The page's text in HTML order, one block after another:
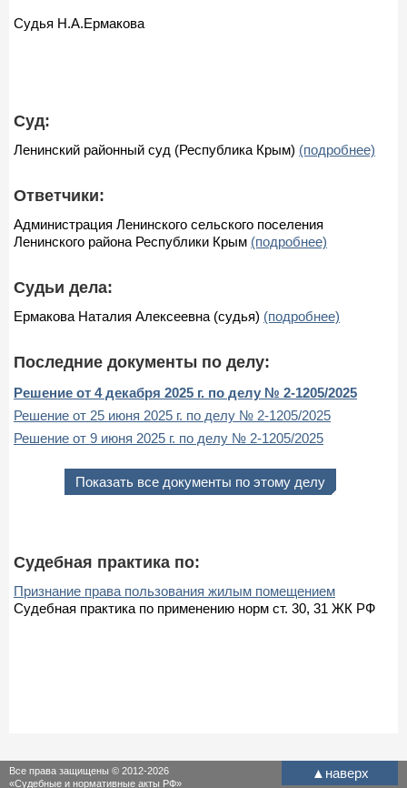
Судья Н.А.Ермакова
Суд:
Ленинский районный суд (Республика Крым) (подробнее)
Ответчики:
Администрация Ленинского сельского поселения
Ленинского района Республики Крым (подробнее)
Судьи дела:
Ермакова Наталия Алексеевна (судья) (подробнее)
Последние документы по делу:
Решение от 4 декабря 2025 г. по делу № 2-1205/2025
Решение от 25 июня 2025 г. по делу № 2-1205/2025
Решение от 9 июня 2025 г. по делу № 2-1205/2025
Показать все документы по этому делу
Судебная практика по:
Признание права пользования жилым помещением
Судебная практика по применению норм ст. 30, 31 ЖК РФ
▲ наверх
Все права защищены © 2012-2026
«Судебные и нормативные акты РФ»